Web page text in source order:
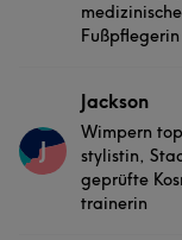
medizinische
Fußpflegerin
Services
Nägel
Massage
J
Jackson
Wimpern
stylistin,
geprüfte
trainerin